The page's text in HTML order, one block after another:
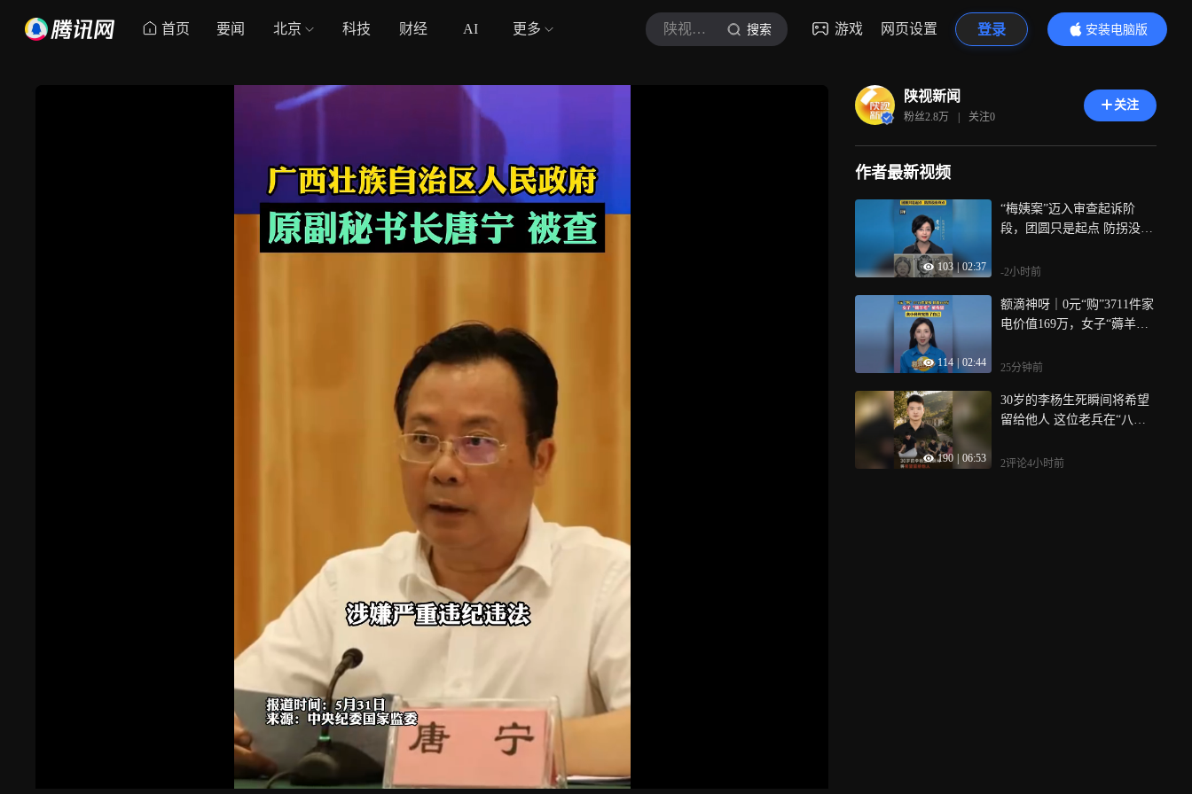
首页 要闻 北京 科技 财经 AI 更多 陕视新闻 搜索 游戏 网页设置 登录
安装电脑版
内容更精彩
陕视新闻
粉丝2.8万 | 关注0
关注
作者最新视频
103 02:37
“梅姨案”迈入审查起诉阶
段，团圆只是起点 防拐没有
-2小时前
114 02:44
额滴神呀｜0元“购”3711件家
电价值169万，女子“薅羊毛”
己
25分钟前
190 06:53
30岁的李杨生死瞬间将希望
留给他人 这位老兵在“八一”
2评论4小时前